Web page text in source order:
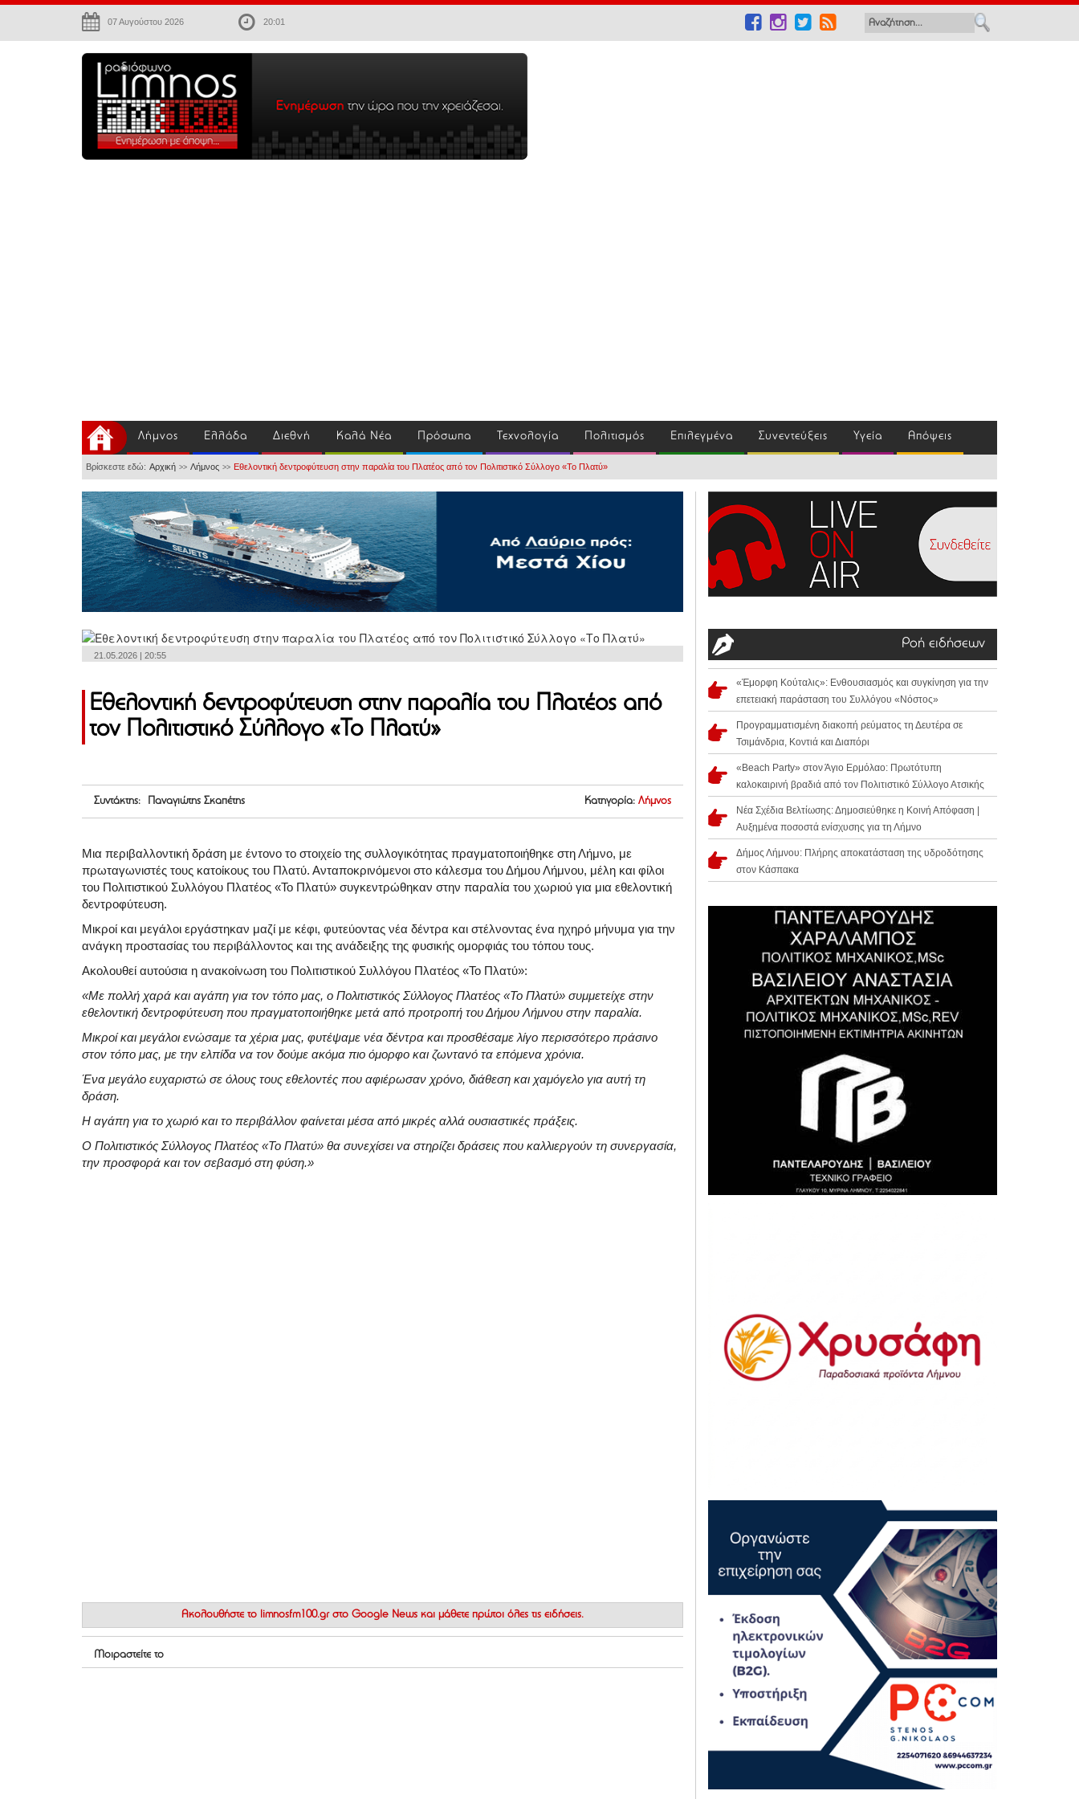
07 Αυγούστου 2026 20:01
Λήμνος Ελλάδα Διεθνή Καλά Νέα Πρόσωπα Τεχνολογία Πολιτισμός Επιλεγμένα Συνεντεύξεις Υγεία Απόψεις
Βρίσκεστε εδώ: Αρχική >> Λήμνος >> Εθελοντική δεντροφύτευση στην παραλία του Πλατέος από τον Πολιτιστικό Σύλλογο «Το Πλατύ»
21.05.2026 | 20:55
Εθελοντική δεντροφύτευση στην παραλία του Πλατέος από
τον Πολιτιστικό Σύλλογο «Το Πλατύ»
Συντάκτης: Παναγιώτης Σκαπέτης Κατηγορία: Λήμνος
Μια περιβαλλοντική δράση με έντονο το στοιχείο της συλλογικότητας πραγματοποιήθηκε στη Λήμνο, με
πρωταγωνιστές τους κατοίκους του Πλατύ. Ανταποκρινόμενοι στο κάλεσμα του Δήμου Λήμνου, μέλη και φίλοι
του Πολιτιστικού Συλλόγου Πλατέος «Το Πλατύ» συγκεντρώθηκαν στην παραλία του χωριού για μια εθελοντική
δεντροφύτευση.
Μικροί και μεγάλοι εργάστηκαν μαζί με κέφι, φυτεύοντας νέα δέντρα και στέλνοντας ένα ηχηρό μήνυμα για την
ανάγκη προστασίας του περιβάλλοντος και της ανάδειξης της φυσικής ομορφιάς του τόπου τους.
Ακολουθεί αυτούσια η ανακοίνωση του Πολιτιστικού Συλλόγου Πλατέος «Το Πλατύ»:
«Με πολλή χαρά και αγάπη για τον τόπο μας, ο Πολιτιστικός Σύλλογος Πλατέος «Το Πλατύ» συμμετείχε στην
εθελοντική δεντροφύτευση που πραγματοποιήθηκε μετά από προτροπή του Δήμου Λήμνου στην παραλία.
Μικροί και μεγάλοι ενώσαμε τα χέρια μας, φυτέψαμε νέα δέντρα και προσθέσαμε λίγο περισσότερο πράσινο
στον τόπο μας, με την ελπίδα να τον δούμε ακόμα πιο όμορφο και ζωντανό τα επόμενα χρόνια.
Ένα μεγάλο ευχαριστώ σε όλους τους εθελοντές που αφιέρωσαν χρόνο, διάθεση και χαμόγελο για αυτή τη
δράση.
Η αγάπη για το χωριό και το περιβάλλον φαίνεται μέσα από μικρές αλλά ουσιαστικές πράξεις.
Ο Πολιτιστικός Σύλλογος Πλατέος «Το Πλατύ» θα συνεχίσει να στηρίζει δράσεις που καλλιεργούν τη συνεργασία,
την προσφορά και τον σεβασμό στη φύση.»
Ακολουθήστε το limnosfm100.gr στο Google News και μάθετε πρώτοι όλες τις ειδήσεις.
Μοιραστείτε το
Ροή ειδήσεων
«Έμορφη Κούταλις»: Ενθουσιασμός και συγκίνηση για την
επετειακή παράσταση του Συλλόγου «Νόστος»
Προγραμματισμένη διακοπή ρεύματος τη Δευτέρα σε
Τσιμάνδρια, Κοντιά και Διαπόρι
«Beach Party» στον Άγιο Ερμόλαο: Πρωτότυπη
καλοκαιρινή βραδιά από τον Πολιτιστικό Σύλλογο Ατσικής
Νέα Σχέδια Βελτίωσης: Δημοσιεύθηκε η Κοινή Απόφαση |
Αυξημένα ποσοστά ενίσχυσης για τη Λήμνο
Δήμος Λήμνου: Πλήρης αποκατάσταση της υδροδότησης
στον Κάσπακα